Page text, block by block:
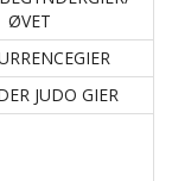
ØVET
JUDO GIER